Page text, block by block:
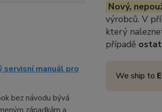
servisní manuál pro
bez návodu bývá
západkám a
Nový,
výrobců. V
který
případě
We ship to